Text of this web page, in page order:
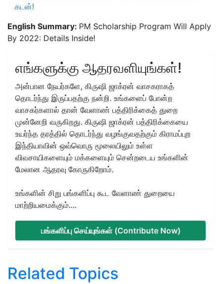
கடன்!
English Summary: PM Scholarship Program Will Apply
By 2022: Details Inside!
எங்களுக்கு ஆதரவளியுங்கள்!
அன்பான நேயர்களே, கிருஷி ஜாக்ரன் வாசகராகத்
தொடர்ந்து இருப்பதற்கு நன்றி. உங்களைப் போன்ற
வாசகர்களால் தான் வேளாண் பத்திரிக்கைத் துறை
முன்னேறி வருகிறது. கிருஷி ஜாக்ரன் பத்திரிக்கையை
உயர்ந்த தரத்தில் தொடர்ந்து வழங்குவதற்கும் கிராமப்புற
இந்தியாவின் ஒவ்வொரு மூலையிலும் உள்ள
விவசாயிகளையும் மக்களையும் சென்றடைய உங்களின்
மேலான ஆதரவு கோருகிறோம்.
உங்களின் சிறு பங்களிப்பு கூட வேளாண் துறையை
மாற்றியமைக்கும்....
பங்களிப்பு செய்யுங்கள் (Contribute Now)
Related Topics